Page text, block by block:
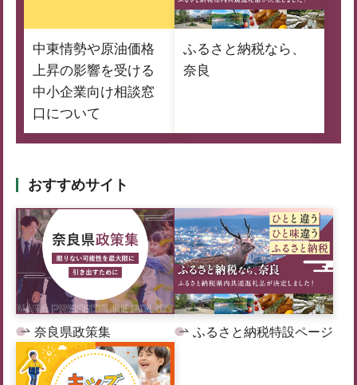
中東情勢や原油価格
上昇の影響を受ける
中小企業向け相談窓
口について
ふるさと納税なら、
奈良
おすすめサイト
奈良県政策集 ふるさと納税特設ページ